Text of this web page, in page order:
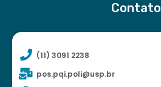
Contato
(11) 3091 2238
pos.pqi.poli@usp.br